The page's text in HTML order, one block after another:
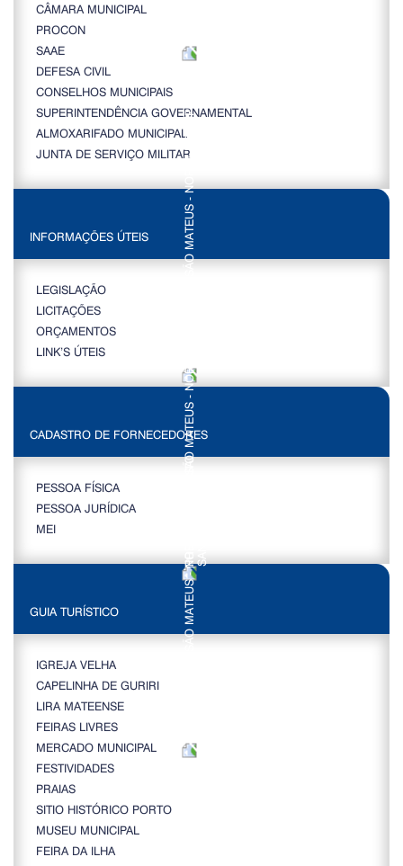
CÂMARA MUNICIPAL
PROCON
SAAE
DEFESA CIVIL
CONSELHOS MUNICIPAIS
SUPERINTENDÊNCIA GOVERNAMENTAL
ALMOXARIFADO MUNICIPAL
JUNTA DE SERVIÇO MILITAR
INFORMAÇÕES ÚTEIS
LEGISLAÇÃO
LICITAÇÕES
ORÇAMENTOS
LINK’S ÚTEIS
CADASTRO DE FORNECEDORES
PESSOA FÍSICA
PESSOA JURÍDICA
MEI
GUIA TURÍSTICO
IGREJA VELHA
CAPELINHA DE GURIRI
LIRA MATEENSE
FEIRAS LIVRES
MERCADO MUNICIPAL
FESTIVIDADES
PRAIAS
SITIO HISTÓRICO PORTO
MUSEU MUNICIPAL
FEIRA DA ILHA